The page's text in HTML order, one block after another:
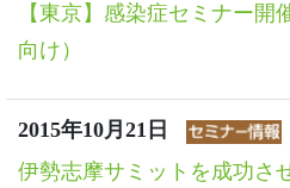
【東京】感染症セミナー
向け）
2015年10月21日
伊勢志摩サミットを成功さ